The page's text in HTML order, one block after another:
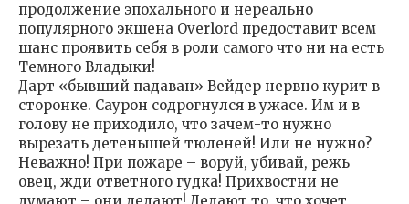
продолжение эпохального и нереально
популярного экшена Overlord предоставит всем
шанс проявить себя в роли самого что ни на есть
Темного Владыки!
Дарт «бывший падаван» Вейдер нервно курит в
сторонке. Саурон содрогнулся в ужасе. Им и в
голову не приходило, что зачем-то нужно
вырезать детенышей тюленей! Или не нужно?
Неважно! При пожаре – воруй, убивай, режь
овец, жди ответного гудка! Прихвостни не